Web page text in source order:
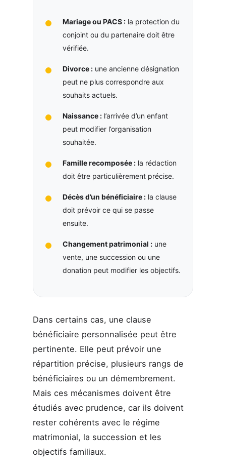
Mariage ou PACS :la protection du
conjoint ou du partenaire doit être
vérifiée.
Divorce :une ancienne désignation
peut ne plus correspondre aux
souhaits actuels.
Naissance :l’arrivée d’un enfant
peut modifier l’organisation
souhaitée.
Famille recomposée :la rédaction
doit être particulièrement précise.
Décès d’un bénéficiaire :la clause
doit prévoir ce qui se passe
ensuite.
Changement patrimonial :une
vente, une succession ou une
donation peut modifier les objectifs.
Dans certains cas, une clause
bénéficiaire personnalisée peut être
pertinente. Elle peut prévoir une
répartition précise, plusieurs rangs de
bénéficiaires ou un démembrement.
Mais ces mécanismes doivent être
étudiés avec prudence, car ils doivent
rester cohérents avec le régime
matrimonial, la succession et les
objectifs familiaux.